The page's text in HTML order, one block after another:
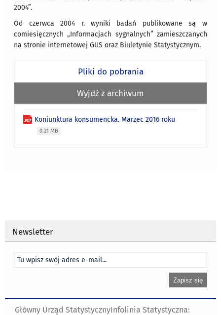
2004”.
Od czerwca 2004 r. wyniki badań publikowane są w
comiesięcznych „Informacjach sygnalnych” zamieszczanych
na stronie internetowej GUS oraz Biuletynie Statystycznym.
Pliki do pobrania
Wyjdź z archiwum
Koniunktura konsumencka. Marzec 2016 roku
0.21 MB
Newsletter
Główny Urząd StatystycznyInfolinia Statystyczna: